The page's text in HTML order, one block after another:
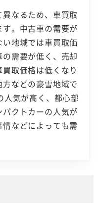
なるため、車買取
。中古車の需要が
地域では車買取価
需要が低く、売却
取価格は低くなり
などの豪雪地域で
人気が高く、都心部
クトカーの人気が
などによっても需